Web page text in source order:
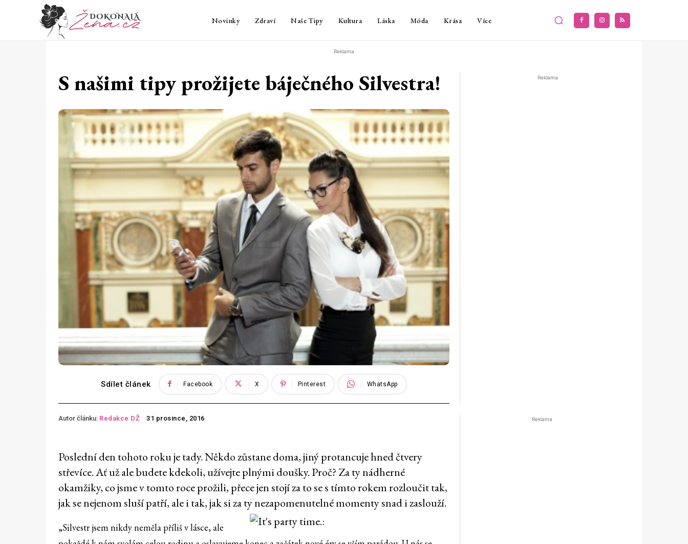
Novinky Zdraví Naše Tipy Kultura Láska Móda Krása Více
Reklama
S našimi tipy prožijete báječného Silvestra!
Sdílet článek Facebook X Pinterest WhatsApp
Reklama
Autor článku: Redakce DŽ 31 prosince, 2016
Poslední den tohoto roku je tady. Někdo zůstane doma, jiný protancuje hned čtvery
střevíce. Ať už ale budete kdekoli, užívejte plnými doušky. Proč? Za ty nádherné
okamžiky, co jsme v tomto roce prožili, přece jen stojí za to se s tímto rokem rozloučit tak,
jak se nejenom sluší patří, ale i tak, jak si za ty nezapomenutelné momenty snad i zaslouží.
„Silvestr jsem nikdy neměla příliš v lásce, ale
Reklama